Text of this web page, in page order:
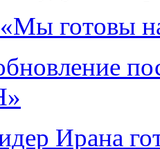
готовы
Ирана